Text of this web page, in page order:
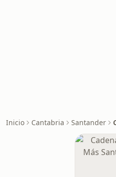
Inicio Cantabria Santander